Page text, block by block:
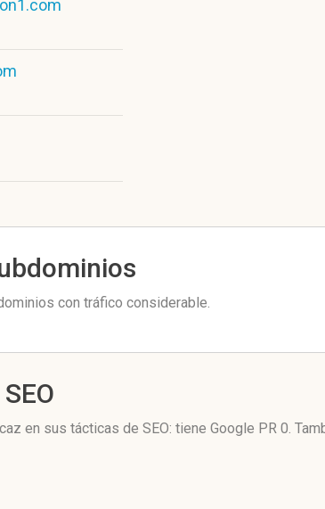
con tráfico considerable.
en sus tácticas de SEO: tiene Google PR 0.